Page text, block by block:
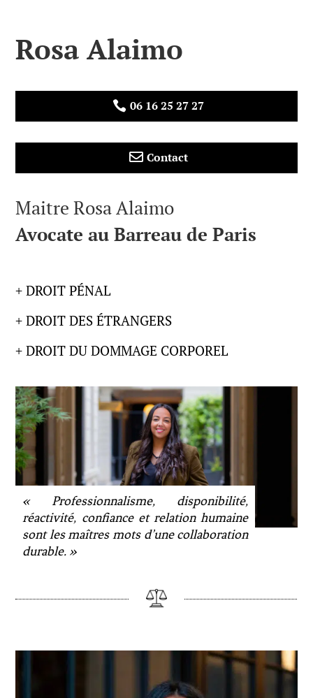
Rosa Alaimo
 06 16 25 27 27
 Contact
Maitre Rosa Alaimo
Avocate au Barreau de Paris
+ DROIT PÉNAL
+ DROIT DES ÉTRANGERS
+ DROIT DU DOMMAGE CORPOREL
« Professionnalisme, disponibilité,
réactivité, confiance et relation humaine
sont les maîtres mots d’une collaboration
durable. »